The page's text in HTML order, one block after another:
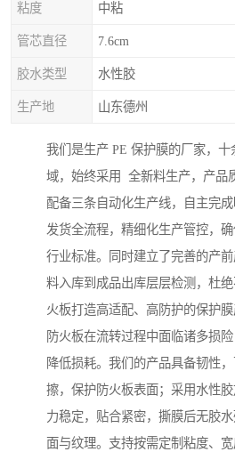
粘度 中粘
管芯直径 7.6cm
胶水类型 水性胶
生产地 山东德州
我们是生产 PE 保护膜的厂家，
域，始终采用 全新料生产，产品
配备三条自动化生产线，自主完成
发货全流程，精细化生产管控，
行业标准。同时建立了完善的产
料入库到成品出库层层检测，杜
火板打造高适配、高防护的保护膜
防火板在流转过程中面临诸多损
降低损耗。我们的产品具备韧性
擦，保护防火板表面；采用水性
力稳定，贴合紧密，撕膜后无胶
面与纹理。支持按需定制粘度、